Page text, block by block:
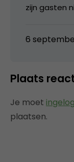
zijn gasten
6
Plaats
Je moet
plaatsen.